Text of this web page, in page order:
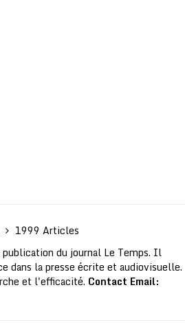
1999 Articles
du journal Le Temps. Il
dans la presse écrite et audiovisuelle.
et l'efficacité. Contact Email: